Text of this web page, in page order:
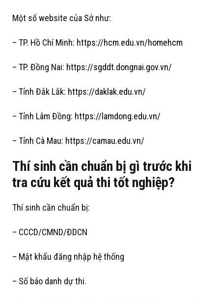
Một số website của Sở như:
– TP. Hồ Chí Minh: https://hcm.edu.vn/homehcm
– TP. Đồng Nai: https://sgddt.dongnai.gov.vn/
– Tỉnh Đắk Lắk: https://daklak.edu.vn/
– Tỉnh Lâm Đồng: https://lamdong.edu.vn/
– Tỉnh Cà Mau: https://camau.edu.vn/
Thí sinh cần chuẩn bị gì trước khi
tra cứu kết quả thi tốt nghiệp?
Thí sinh cần chuẩn bị:
– CCCD/CMND/ĐDCN
– Mật khẩu đăng nhập hệ thống
– Số báo danh dự thi.